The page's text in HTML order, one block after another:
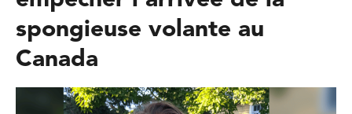
spongieuse volante au
Canada